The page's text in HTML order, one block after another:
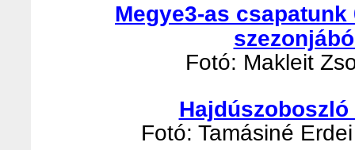
Megye3-as
Fotó: Makleit
Fotó: Tamásiné